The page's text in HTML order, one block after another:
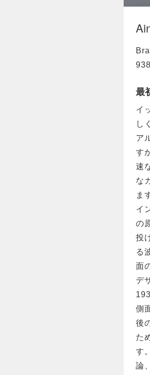
最
イ
し
ア
す
速
な
ま
イ
の
投
る
面
デ
側
後
た
す
論